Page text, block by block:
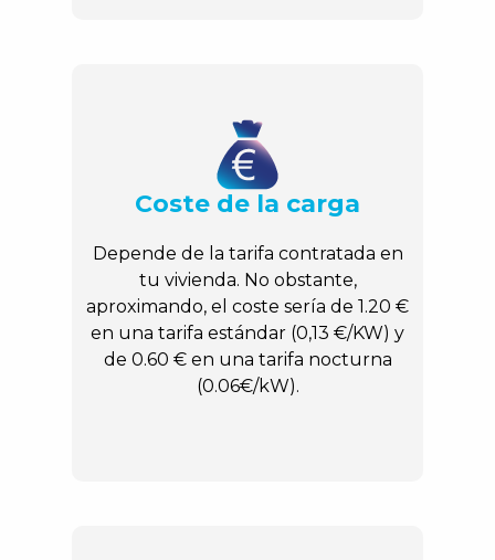
Coste de la carga
Depende de la tarifa contratada en
tu vivienda. No obstante,
aproximando, el coste sería de 1.20 €
en una tarifa estándar (0,13 €/KW) y
de 0.60 € en una tarifa nocturna
(0.06€/kW).